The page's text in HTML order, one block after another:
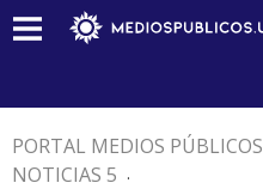
PORTAL MEDIOS PÚBLICOS
NOTICIAS 5 .